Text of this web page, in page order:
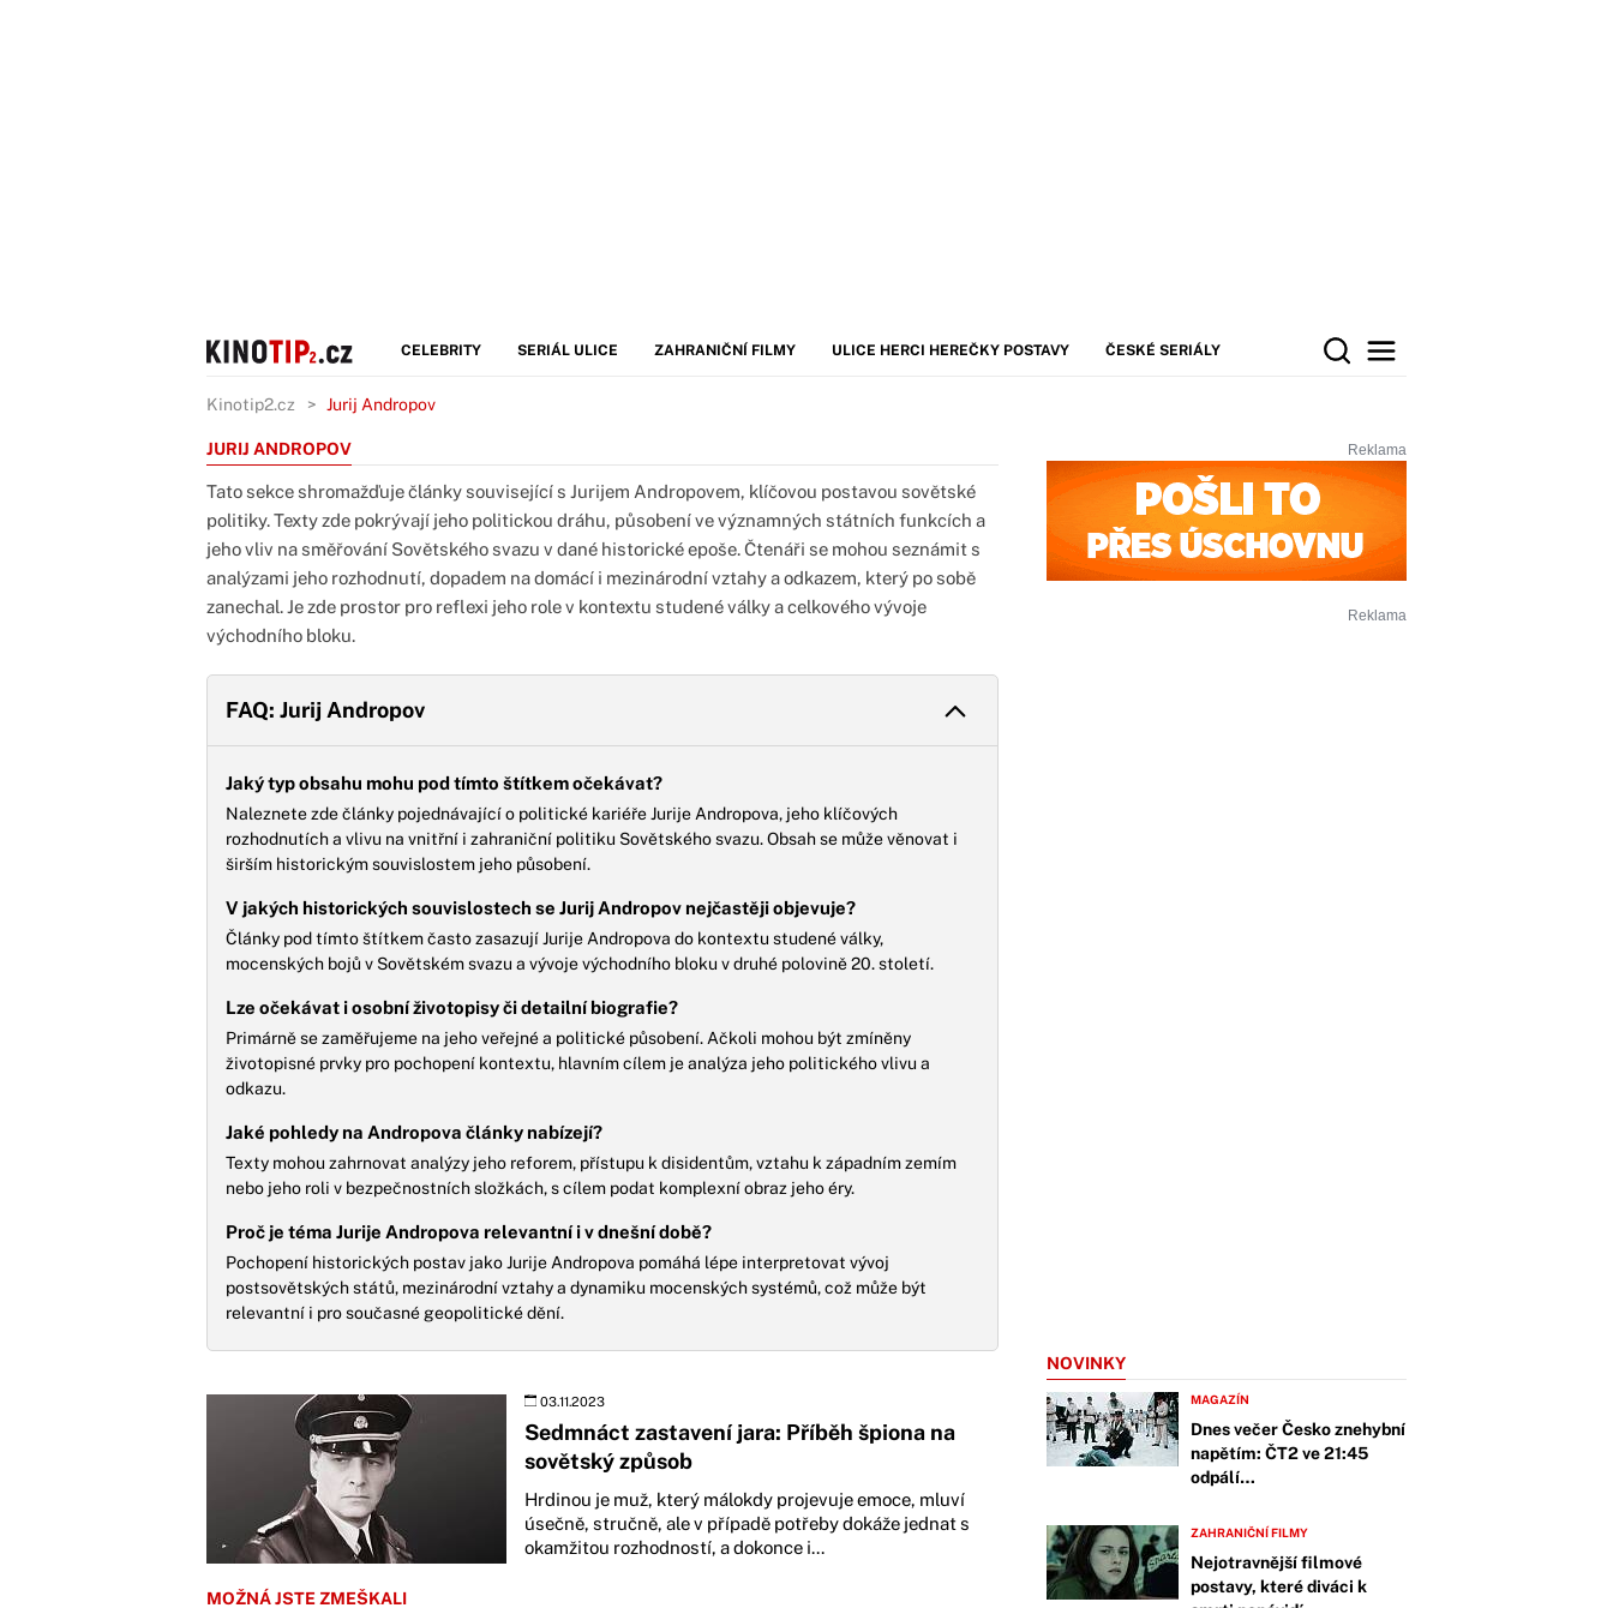
CELEBRITY SERIÁL ULICE ZAHRANIČNÍ FILMY ULICE HERCI HEREČKY POSTAVY ČESKÉ SERIÁLY
Kinotip2.cz Jurij Andropov
JURIJ ANDROPOV
Tato sekce shromažďuje články související s Jurijem Andropovem, klíčovou postavou sovětské
politiky. Texty zde pokrývají jeho politickou dráhu, působení ve významných státních funkcích a
jeho vliv na směřování Sovětského svazu v dané historické epoše. Čtenáři se mohou seznámit s
analýzami jeho rozhodnutí, dopadem na domácí i mezinárodní vztahy a odkazem, který po sobě
zanechal. Je zde prostor pro reflexi jeho role v kontextu studené války a celkového vývoje
východního bloku.
FAQ: Jurij Andropov
Jaký typ obsahu mohu pod tímto štítkem očekávat?
Naleznete zde články pojednávající o politické kariéře Jurije Andropova, jeho klíčových
rozhodnutích a vlivu na vnitřní i zahraniční politiku Sovětského svazu. Obsah se může věnovat i
širším historickým souvislostem jeho působení.
V jakých historických souvislostech se Jurij Andropov nejčastěji objevuje?
Články pod tímto štítkem často zasazují Jurije Andropova do kontextu studené války,
mocenských bojů v Sovětském svazu a vývoje východního bloku v druhé polovině 20. století.
Lze očekávat i osobní životopisy či detailní biografie?
Primárně se zaměřujeme na jeho veřejné a politické působení. Ačkoli mohou být zmíněny
životopisné prvky pro pochopení kontextu, hlavním cílem je analýza jeho politického vlivu a
odkazu.
Jaké pohledy na Andropova články nabízejí?
Texty mohou zahrnovat analýzy jeho reforem, přístupu k disidentům, vztahu k západním zemím
nebo jeho roli v bezpečnostních složkách, s cílem podat komplexní obraz jeho éry.
Proč je téma Jurije Andropova relevantní i v dnešní době?
Pochopení historických postav jako Jurije Andropova pomáhá lépe interpretovat vývoj
postsovětských států, mezinárodní vztahy a dynamiku mocenských systémů, což může být
relevantní i pro současné geopolitické dění.
03.11.2023
Sedmnáct zastavení jara: Příběh špiona na
sovětský způsob
Hrdinou je muž, který málokdy projevuje emoce, mluví
úsečně, stručně, ale v případě potřeby dokáže jednat s
okamžitou rozhodností, a dokonce i...
MOŽNÁ JSTE ZMEŠKALI
NOVINKY
MAGAZÍN
Dnes večer Česko znehybní
napětím: ČT2 ve 21:45
odpálí…
ZAHRANIČNÍ FILMY
Nejotravnější filmové
postavy, které diváci k